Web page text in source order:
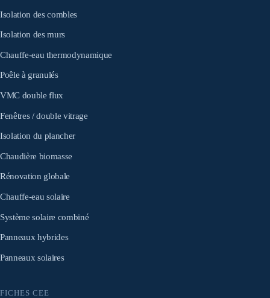
Isolation des combles
Isolation des murs
Chauffe-eau thermodynamique
Poêle à granulés
VMC double flux
Fenêtres / double vitrage
Isolation du plancher
Chaudière biomasse
Rénovation globale
Chauffe-eau solaire
Système solaire combiné
Panneaux hybrides
Panneaux solaires
FICHES CEE